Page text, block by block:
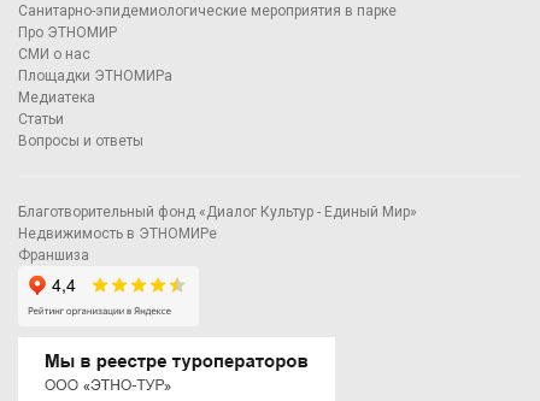
Санитарно-эпидемиологические мероприятия в парке
Про ЭТНОМИР
СМИ о нас
Площадки ЭТНОМИРа
Медиатека
Статьи
Вопросы и ответы
Благотворительный фонд «Диалог Культур - Единый Мир»
Недвижимость в ЭТНОМИРе
Франшиза